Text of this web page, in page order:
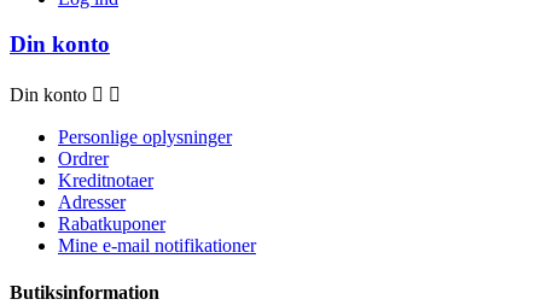
Din konto
Din konto  
Personlige oplysninger
Ordrer
Kreditnotaer
Adresser
Rabatkuponer
Mine e-mail notifikationer
Butiksinformation